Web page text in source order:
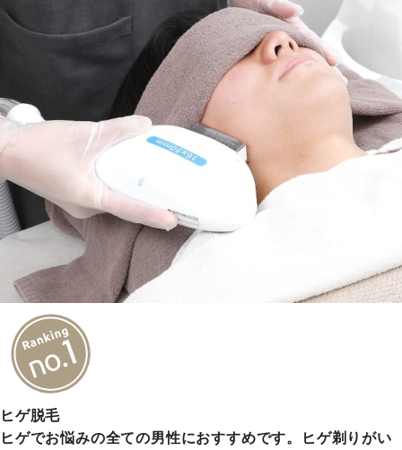
ヒゲ脱毛
ヒゲでお悩みの全ての男性におすすめです。ヒゲ剃りがい